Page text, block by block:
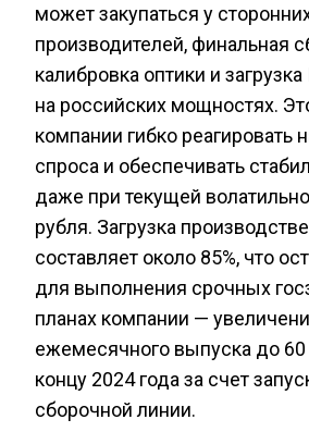
может закупаться у
производителей, финальная
калибровка оптики и
на российских мощностях.
компании гибко реагировать
спроса и обеспечивать
даже при текущей
рубля. Загрузка
составляет около 85%, что
для выполнения срочных
планах компании —
ежемесячного выпуска до
концу 2024 года за счет
сборочной линии.